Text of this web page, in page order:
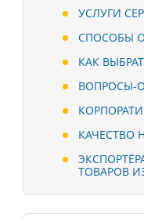
УСЛУГИ
СПОСОБЫ
КАК
ВОПРОСЫ-
КАЧЕСТВО
ТОВАРОВ